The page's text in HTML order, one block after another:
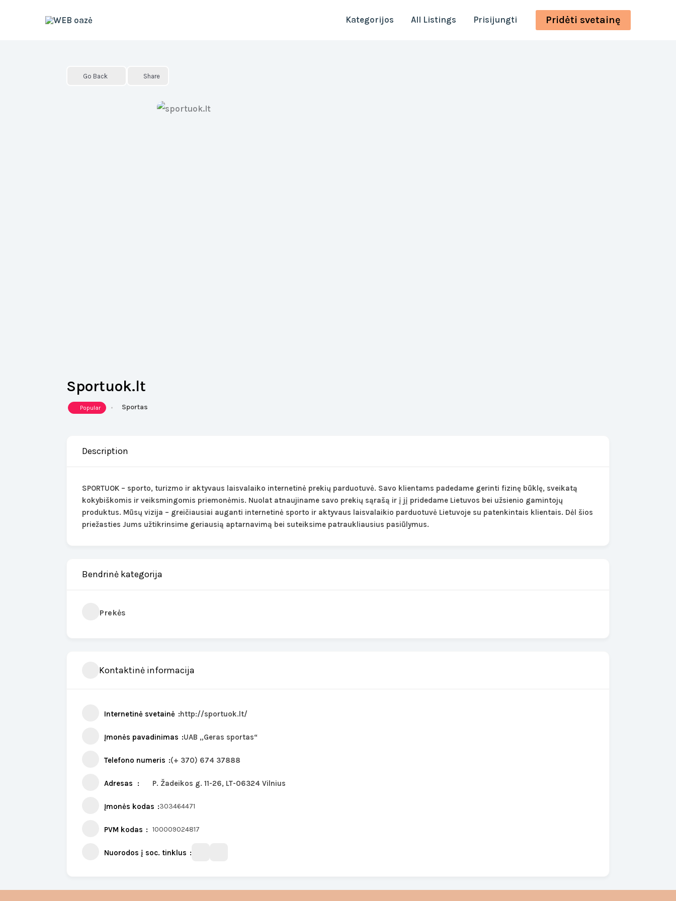
Kategorijos All Listings Prisijungti Pridėti svetainę
Go Back Share
Sportuok.lt
Popular Sportas
Description
SPORTUOK – sporto, turizmo ir aktyvaus laisvalaiko internetinė prekių parduotuvė. Savo klientams padedame gerinti fizinę būklę, sveikatą
kokybiškomis ir veiksmingomis priemonėmis. Nuolat atnaujiname savo prekių sąrašą ir į jį pridedame Lietuvos bei užsienio gamintojų
produktus. Mūsų vizija – greičiausiai auganti internetinė sporto ir aktyvaus laisvalaikio parduotuvė Lietuvoje su patenkintais klientais. Dėl šios
priežasties Jums užtikrinsime geriausią aptarnavimą bei suteiksime patraukliausius pasiūlymus.
Bendrinė kategorija
Prekės
Kontaktinė informacija
Internetinė svetainė http://sportuok.lt/
Įmonės pavadinimas UAB „Geras sportas“
Telefono numeris (+ 370) 674 37888
Adresas P. Žadeikos g. 11-26, LT-06324 Vilnius
Įmonės kodas 303464471
PVM kodas 100009024817
Nuorodos į soc. tinklus